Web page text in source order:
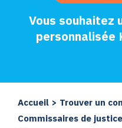
Vous souhaitez
personnalisée
Accueil > Trouver un
Commissaires de justice